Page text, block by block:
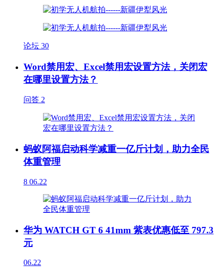
论坛 30
Word禁用宏、Excel禁用宏设置方法，关闭宏
在哪里设置方法？
问答 2
蚂蚁阿福启动科学减重一亿斤计划，助力全民
体重管理
8 06.22
华为 WATCH GT 6 41mm 紫表优惠低至 797.3
元
06.22